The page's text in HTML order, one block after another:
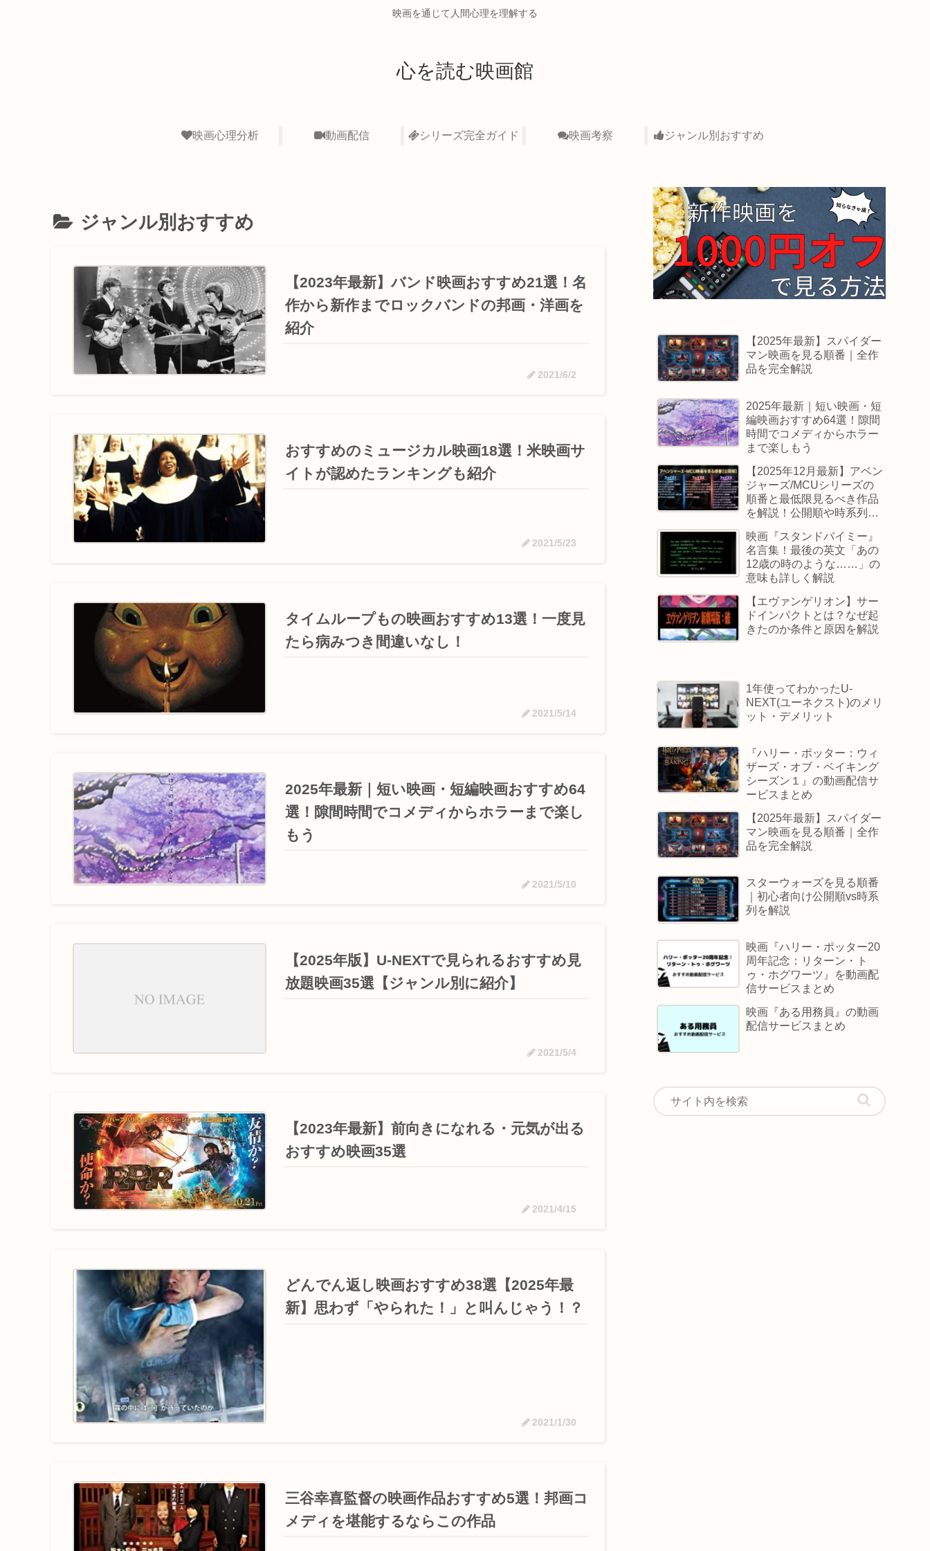
映画を通じて人間心理を理解する
心を読む映画館
映画心理分析 動画配信 シリーズ完全ガイド 映画考察 ジャンル別おすすめ
ジャンル別おすすめ
【2023年最新】バンド映画おすすめ21選！名
作から新作までロックバンドの邦画・洋画を
紹介
2021/6/2
おすすめのミュージカル映画18選！米映画サ
イトが認めたランキングも紹介
2021/5/23
タイムループもの映画おすすめ13選！一度見
たら病みつき間違いなし！
2021/5/14
2025年最新｜短い映画・短編映画おすすめ64
選！隙間時間でコメディからホラーまで楽し
もう
2021/5/10
【2025年版】U-NEXTで見られるおすすめ見
放題映画35選【ジャンル別に紹介】
2021/5/4
【2023年最新】前向きになれる・元気が出る
おすすめ映画35選
2021/4/15
どんでん返し映画おすすめ38選【2025年最
新】思わず「やられた！」と叫んじゃう！？
2021/1/30
三谷幸喜監督の映画作品おすすめ5選！邦画コ
メディを堪能するならこの作品
【2025年最新】スパイダー
マン映画を見る順番｜全作
品を完全解説
2025年最新｜短い映画・短
編映画おすすめ64選！隙間
時間でコメディからホラー
まで楽しもう
【2025年12月最新】アベン
ジャーズ/MCUシリーズの
順番と最低限見るべき作品
を解説！公開順や時系列順
映画『スタンドバイミー』
名言集！最後の英文「あの
12歳の時のような……」の
意味も詳しく解説
【エヴァンゲリオン】サー
ドインパクトとは？なぜ起
きたのか条件と原因を解説
1年使ってわかったU-
NEXT(ユーネクスト)のメリ
ット・デメリット
『ハリー・ポッター：ウィ
ザーズ・オブ・ベイキング
シーズン１』の動画配信サ
ービスまとめ
【2025年最新】スパイダー
マン映画を見る順番｜全作
品を完全解説
スターウォーズを見る順番
｜初心者向け公開順vs時系
列を解説
映画『ハリー・ポッター20
周年記念：リターン・ト
ゥ・ホグワーツ』を動画配
信サービスまとめ
映画『ある用務員』の動画
配信サービスまとめ